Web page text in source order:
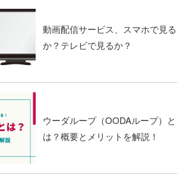
動画配信サービス、スマホで見る
か？テレビで見るか？
ウーダループ（OODAループ）と
は？概要とメリットを解説！